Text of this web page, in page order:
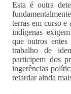
Esta é outra
terras em curso e
indígenas
que outros
trabalho de
participem dos
ingerências
retardar ainda